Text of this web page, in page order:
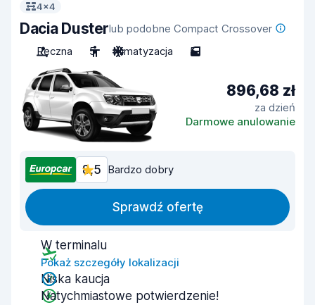
4x4
Dacia Dusterlub podobne Compact Crossover
Ręczna
5 Klimatyzacja 5
896,68 zł
za dzień
Darmowe anulowanie
8,5 Bardzo dobry
Sprawdź ofertę
W terminalu
Pokaż szczegóły lokalizacji
Niska kaucja
Natychmiastowe potwierdzenie!